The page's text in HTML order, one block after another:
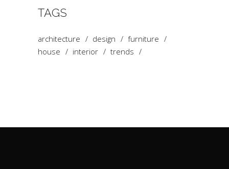
TAGS
architecture design
furniture
house
interior trends